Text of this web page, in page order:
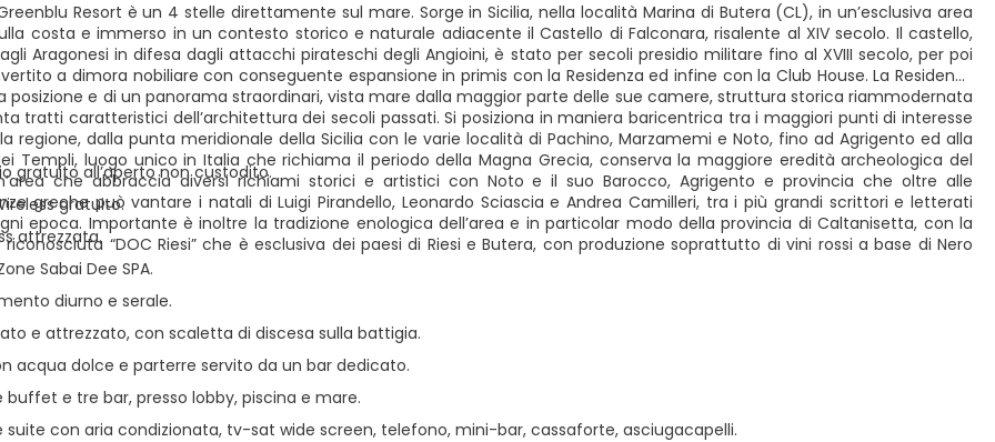
suite con aria condizionata, tv-sat wide screen, telefono, mini-bar, cassaforte, asciugacapelli.
buffet e tre bar, presso lobby, piscina e mare.
acqua dolce e parterre servito da un bar dedicato.
e attrezzato, con scaletta di discesa sulla battigia.
diurno e serale.
Sabai Dee SPA.
attrezzata.
gratuito.
gratuito all’aperto non custodito.
Resort è un 4 stelle direttamente sul mare. Sorge in Sicilia, nella località Marina di Butera (CL), in un’esclusiva area
costa e immerso in un contesto storico e naturale adiacente il Castello di Falconara, risalente al XIV secolo. Il castello,
Aragonesi in difesa dagli attacchi pirateschi degli Angioini, è stato per secoli presidio militare fino al XVIII secolo, per poi
a dimora nobiliare con conseguente espansione in primis con la Residenza ed infine con la Club House. La Residenza
posizione e di un panorama straordinari, vista mare dalla maggior parte delle sue camere, struttura storica riammodernata
tratti caratteristici dell’architettura dei secoli passati. Si posiziona in maniera baricentrica tra i maggiori punti di interesse
regione, dalla punta meridionale della Sicilia con le varie località di Pachino, Marzamemi e Noto, fino ad Agrigento ed alla
Templi, luogo unico in Italia che richiama il periodo della Magna Grecia, conserva la maggiore eredità archeologica del
che abbraccia diversi richiami storici e artistici con Noto e il suo Barocco, Agrigento e provincia che oltre alle
greche può vantare i natali di Luigi Pirandello, Leonardo Sciascia e Andrea Camilleri, tra i più grandi scrittori e letterati
epoca. Importante è inoltre la tradizione enologica dell’area e in particolar modo della provincia di Caltanisetta, con la
riconosciuta “DOC Riesi” che è esclusiva dei paesi di Riesi e Butera, con produzione soprattutto di vini rossi a base di Nero